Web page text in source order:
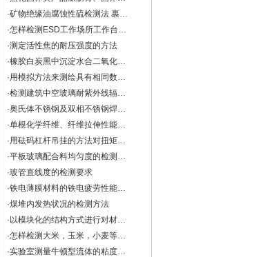
·矿物绝缘油腐蚀性硫检测法 裹绝缘纸铜扁线法DL/T 285-2012
·怎样检测ESD工作场所工作台面及工具的带静电电荷？
·测定活性焦的耐压强度的方法
·橡胶白炭黑中沉淀水合二氧化硅水洗筛余物的测定
·用模拟方法来测绘具有相同数学形式的物理场——导电微晶法
·检测建筑中空玻璃耐紫外线辐照性能试验
·奥氏体不锈钢及双相不锈钢焊缝中铁素体含量的测量方法
·单根化学纤维、纤维拉伸性能的检测方法
·用砝码杠杆吊挂的方法对扭矩扳手进行检定与校准
·平板玻璃配合料均匀度的检测方法
·玻管直线度的检测要求
·铁电薄膜材料的铁电疲劳性能检测
·煤堆内发热状况的检测方法
·以模块化的结构方式进行对材料多种机械性能的检测方法与注意事项
·怎样检测大米，玉米，小麦等谷物的直链淀粉？
·实验室测量牛顿型流体的粘度和非牛顿流体的流变特性